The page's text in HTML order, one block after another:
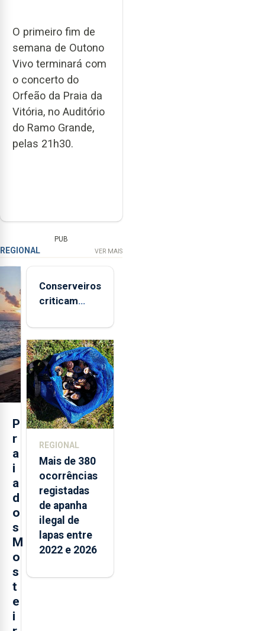
O primeiro fim de
semana de Outono
Vivo terminará com
o concerto do
Orfeão da Praia da
Vitória, no Auditório
do Ramo Grande,
pelas 21h30.
PUB
REGIONAL VER MAIS
P
r
a
i
a
d
o
s
M
o
s
t
e
i
Conserveiros
criticam
brancas com
selo Marca
Açores
REGIONAL
Mais de 380
ocorrências
registadas
de apanha
ilegal de
lapas entre
2022 e 2026